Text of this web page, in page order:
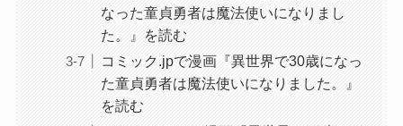
なった童貞勇者は魔法使いになりまし
た。』を読む
コミック.jpで漫画『異世界で30歳になっ
た童貞勇者は魔法使いになりました。』
を読む